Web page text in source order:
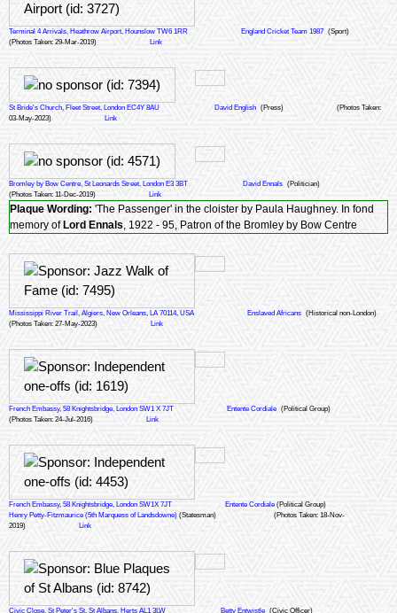
Terminal 4 Arrivals, Heathrow Airport, Hounslow TW6 1RR England Cricket Team 1987 (Sport)
(Photos Taken: 29-Mar-2019)
Link
St Bride's Church, Fleet Street, London EC4Y 8AU David English (Press)
(Photos Taken:
03-May-2023)
Link
Bromley by Bow Centre, St Leonards Street, London E3 3BT David Ennals (Politician)
(Photos Taken: 11-Dec-2019)
Link
Plaque Wording: 'The Passenger' in the cloister by Paula Haughney. In fond
memory of Lord Ennals, 1922 - 95, Patron of the Bromley by Bow Centre
Mississippi River Trail, Algiers, New Orleans, LA 70114, USA Enslaved Africans (Historical non-London)
(Photos Taken: 27-May-2023)
Link
French Embassy, 58 Knightsbridge, London SW1 X 7JT Entente Cordiale (Political Group)
(Photos Taken: 24-Jul-2016)
Link
French Embassy, 58 Knightsbridge, London SW1X 7JT Entente Cordiale (Political Group)
Henry Petty-Fitzmaurice (5th Marquess of Landsdowne) (Statesman)
(Photos Taken: 18-Nov-
2019)
Link
Civic Close, St Peter's St, St Albans, Herts AL1 3LW Betty Entwistle (Civic Officer)